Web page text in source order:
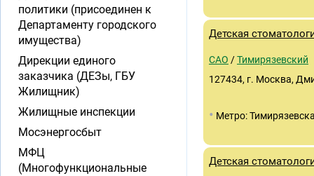
Детская
САО /Тимирязевский
127434, г. Москва,
• Метро:
Детская
политики (присоединен к
Департаменту городского
имущества)
Дирекции единого
заказчика (ДЕЗы, ГБУ
Жилищник)
Жилищные инспекции
Мосэнергосбыт
МФЦ
(Многофункциональные